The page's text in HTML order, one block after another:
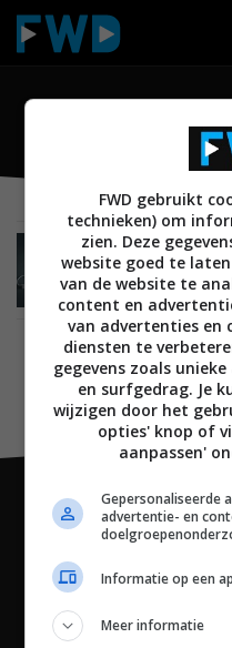
NIEUWS AUDIO
Philips Sleep
nachtrust
FWD gebruikt
technieken) om
zien. Deze
website goed te
van de website te
content en
van advertenties en
diensten te
gegevens zoals
en surfgedrag. Je
wijzigen door het
opties' knop of
aanpassen'
Gepersonaliseerde
advertentie- en
Informatie op een
Meer informatie